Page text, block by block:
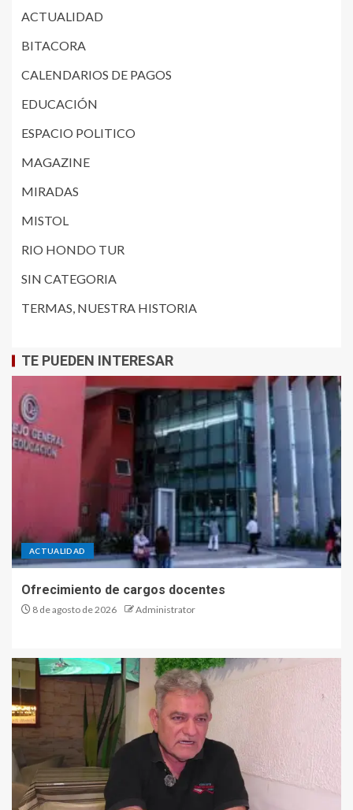
ACTUALIDAD
BITACORA
CALENDARIOS DE PAGOS
EDUCACIÓN
ESPACIO POLITICO
MAGAZINE
MIRADAS
MISTOL
RIO HONDO TUR
SIN CATEGORIA
TERMAS, NUESTRA HISTORIA
TE PUEDEN INTERESAR
ACTUALIDAD
Ofrecimiento de cargos docentes
8 de agosto de 2026 Administrator